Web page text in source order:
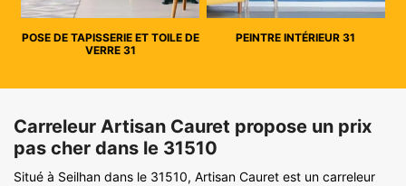
POSE DE TAPISSERIE ET TOILE DE
VERRE 31
PEINTRE INTÉRIEUR 31
Carreleur Artisan Cauret propose un prix
pas cher dans le 31510
Situé à Seilhan dans le 31510, Artisan Cauret est un carreleur